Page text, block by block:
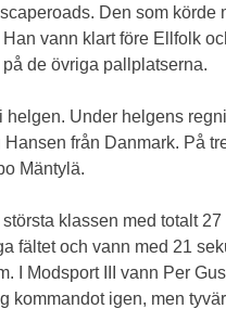
Den som körde
vann klart före Ellfolk
de övriga pallplatserna.
Under helgens
från Danmark. På
Mäntylä.
klassen med totalt
fältet och vann med 21
I Modsport III vann Per
kommandot igen, men